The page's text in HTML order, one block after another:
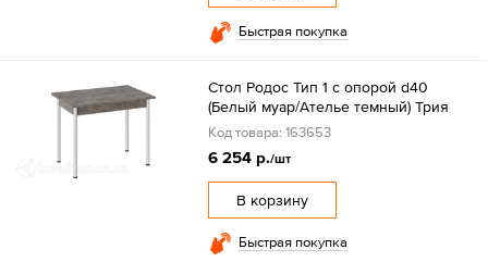
Быстрая покупка
Стол Родос Тип 1 с опорой d40
(Белый муар/Ателье темный) Трия
Код товара: 163653
6 254 р./шт
В корзину
Быстрая покупка